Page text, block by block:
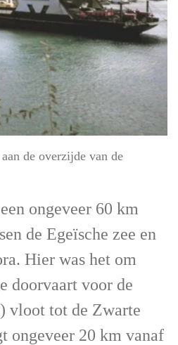
de overzijde van de
ongeveer 60 km
de Egeïsche zee en
Hier was het om
doorvaart voor de
vloot tot de Zwarte
ongeveer 20 km vanaf